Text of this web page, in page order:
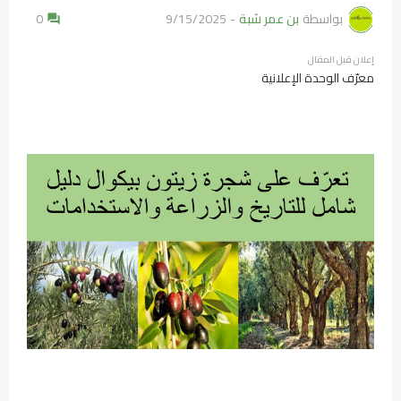
بواسطة بن عمر شبة-
9/15/2025
0
إعلان قبل المقال
معرّف الوحدة الإعلانية